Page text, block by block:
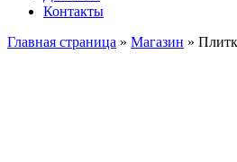
Контакты
Главная страница » Магазин »